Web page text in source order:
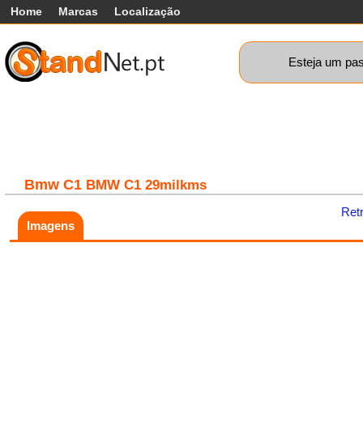
Home Marcas Localização
Esteja um
Bmw C1 BMW C1 29milkms
Imagens